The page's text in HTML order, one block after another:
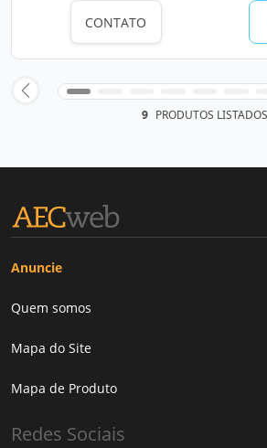
CONTATO
9 PRODUTOS LISTADOS
Anuncie
Quem somos
Mapa do Site
Mapa de Produto
Redes Sociais